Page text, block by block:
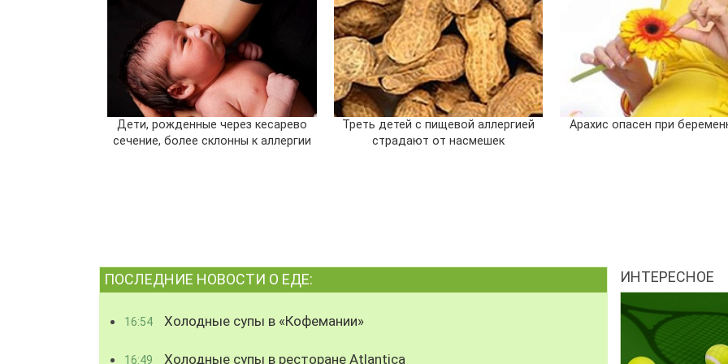
Дети, рожденные через кесарево
сечение, более склонны к аллергии
Треть детей с пищевой аллергией
страдают от насмешек
Арахис опасен при
ПОСЛЕДНИЕ НОВОСТИ О ЕДЕ:
16:54 Холодные супы в «Кофемании»
16:49 Холодные супы в ресторане Atlantica
ИНТЕРЕСНОЕ